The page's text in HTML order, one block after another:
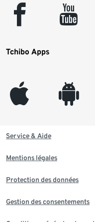
facebook youtube
Tchibo Apps
appleinc android
Service & Aide
Mentions légales
Protection des données
Gestion des consentements